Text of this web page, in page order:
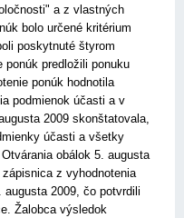
a z vlastných
bolo určené kritérium
poskytnuté štyrom
ponúk predložili ponuku
ponúk hodnotila
podmienok účasti a v
2009 skonštatovala,
účasti a všetky
obálok 5. augusta
z vyhodnotenia
2009, čo potvrdili
Žalobca výsledok